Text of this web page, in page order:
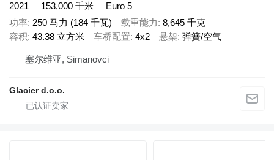
2021
153,000 千米
Euro 5
功率 250 马力 (184 千瓦) 载重能力 8,645 千克
容积 43.38 立方米 车桥配置 4x2 悬架 弹簧/空气
塞尔维亚, Simanovci
Glacier d.o.o.